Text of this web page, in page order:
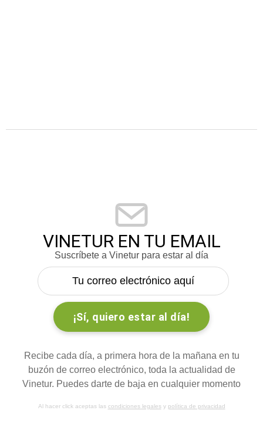
VINETUR EN TU EMAIL
Suscríbete a Vinetur para estar al día
Recibe cada día, a primera hora de la mañana en tu
buzón de correo electrónico, toda la actualidad de
Vinetur. Puedes darte de baja en cualquier momento
Al hacer click aceptas las condiciones legalesy política de privacidad